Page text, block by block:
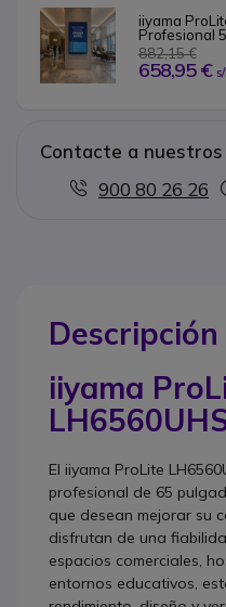
iiyama
Profesional
882,15 €
658,95 €
Contacte a
900 80 26 26
iiyama
El iiyama ProLite
profesional de 65
que desean mejorar su
disfrutan de una
espacios comerciales,
entornos educativos,